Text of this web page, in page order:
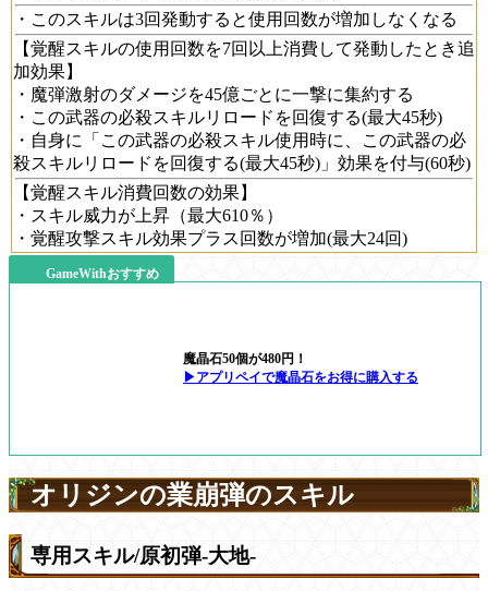
・このスキルは3回発動すると使用回数が増加しなくなる
【覚醒スキルの使用回数を7回以上消費して発動したとき追
加効果】
・魔弾激射のダメージを45億ごとに一撃に集約する
・この武器の必殺スキルリロードを回復する(最大45秒)
・自身に「この武器の必殺スキル使用時に、この武器の必
殺スキルリロードを回復する(最大45秒)」効果を付与(60秒)
【覚醒スキル消費回数の効果】
・スキル威力が上昇（最大610％）
・覚醒攻撃スキル効果プラス回数が増加(最大24回)
GameWithおすすめ
魔晶石50個が480円！
▶アプリペイで魔晶石をお得に購入する
オリジンの業崩弾のスキル
専用スキル/原初弾-大地-